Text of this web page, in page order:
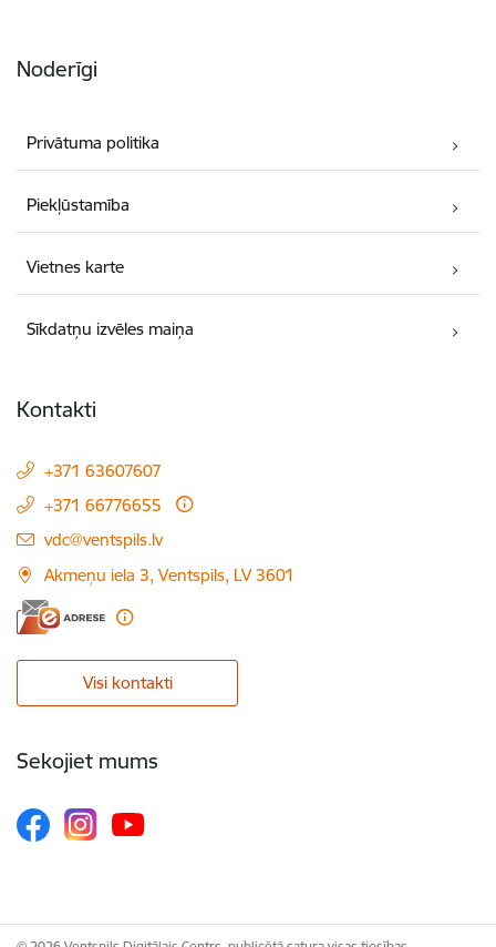
Noderīgi
Privātuma politika
Piekļūstamība
Vietnes karte
Sīkdatņu izvēles maiņa
Kontakti
+371 63607607
+371 66776655
E-pasts:
vdc@ventspils.lv
Akmeņu iela 3, Ventspils, LV 3601
Visi kontakti
Sekojiet mums